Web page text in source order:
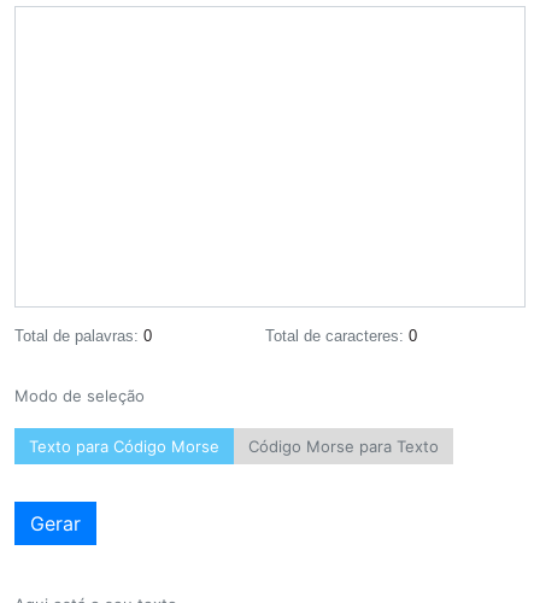
Total de palavras: 0 Total de caracteres: 0
Modo de seleção
Texto para Código Morse Código Morse para Texto
Gerar